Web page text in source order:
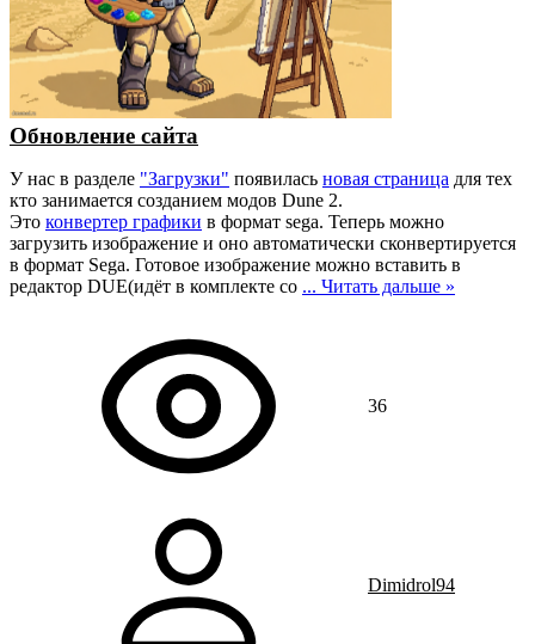
Обновление сайта
У нас в разделе "Загрузки" появилась новая страница для тех
кто занимается созданием модов Dune 2.
Это конвертер графики в формат sega. Теперь можно
загрузить изображение и оно автоматически сконвертируется
в формат Sega. Готовое изображение можно вставить в
редактор DUE(идёт в комплекте со ... Читать дальше »
36
Dimidrol94